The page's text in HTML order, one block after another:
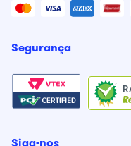
Segurança
Siga-nos